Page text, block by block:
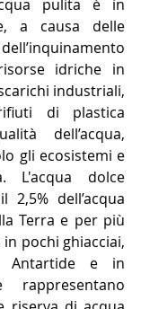
pulita è in
a causa delle
idriche in
industriali,
di plastica
dell’acqua,
gli ecosistemi e
L'acqua dolce
dell’acqua
Terra e per più
pochi ghiacciai,
Antartide e in
rappresentano